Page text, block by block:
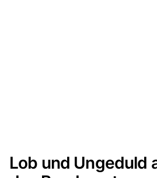
Lob und Ungeduld